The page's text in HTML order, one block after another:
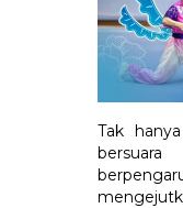
Tak